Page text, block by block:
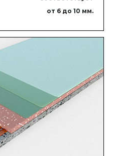
от 6 до 10 мм.